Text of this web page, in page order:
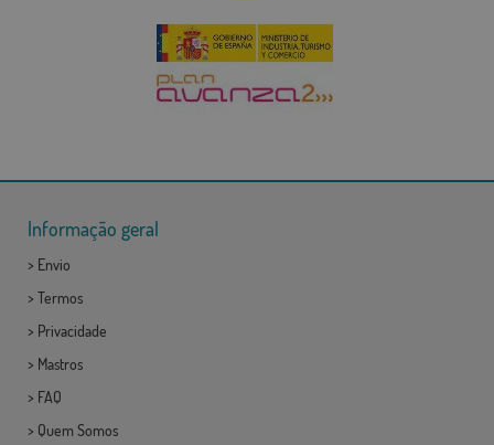
Informação geral
> Envio
> Termos
> Privacidade
> Mastros
> FAQ
> Quem Somos